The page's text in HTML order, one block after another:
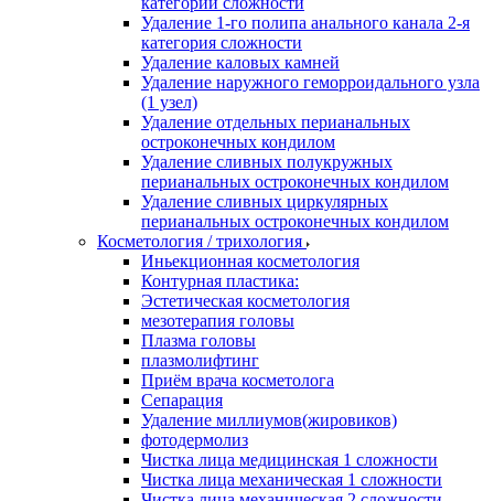
Удаление 1-го полипа анального канала 2-я
категория сложности
Удаление каловых камней
Удаление наружного геморроидального узла
(1 узел)
Удаление отдельных перианальных
остроконечных кондилом
Удаление сливных полукружных
перианальных остроконечных кондилом
Удаление сливных циркулярных
перианальных остроконечных кондилом
Косметология / трихология
Иньекционная косметология
Контурная пластика:
Эстетическая косметология
мезотерапия головы
Плазма головы
плазмолифтинг
Приём врача косметолога
Сепарация
Удаление миллиумов(жировиков)
фотодермолиз
Чистка лица медицинская 1 сложности
Чистка лица механическая 1 сложности